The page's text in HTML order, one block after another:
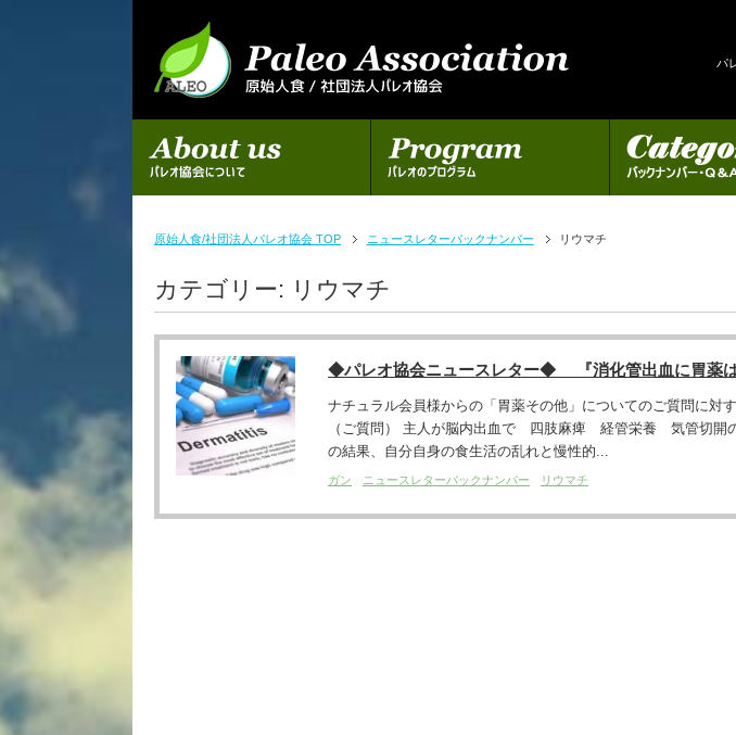
パ
初めての方へ パレオのプログラム カテゴリー
原始人食/社団法人パレオ協会 TOP ニュースレターバックナンバー リウマチ
カテゴリー: リウマチ
◆パレオ協会ニュースレター◆ 『消化管出血に胃薬は
ナチュラル会員様からの「胃薬その他」についてのご質問に対
（ご質問） 主人が脳内出血で 四肢麻痺 経管栄養 気管切開
の結果、自分自身の食生活の乱れと慢性的...
ガン ニュースレターバックナンバー リウマチ